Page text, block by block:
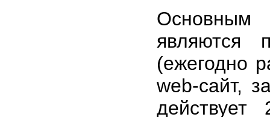
Основным
являются
(ежегодно
web-сайт,